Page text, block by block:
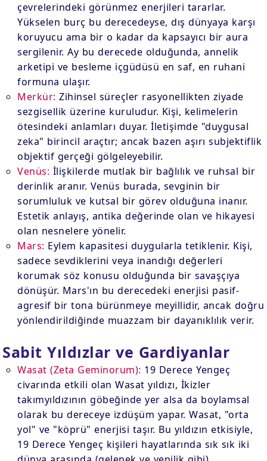
çevrelerindeki görünmez enerjileri tararlar.
Yükselen burç bu derecedeyse, dış dünyaya karşı
koruyucu ama bir o kadar da kapsayıcı bir aura
sergilenir. Ay bu derecede olduğunda, annelik
arketipi ve besleme içgüdüsü en saf, en ruhani
formuna ulaşır.
Merkür: Zihinsel süreçler rasyonellikten ziyade
sezgisellik üzerine kuruludur. Kişi, kelimelerin
ötesindeki anlamları duyar. İletişimde "duygusal
zeka" birincil araçtır; ancak bazen aşırı subjektiflik
objektif gerçeği gölgeleyebilir.
Venüs: İlişkilerde mutlak bir bağlılık ve ruhsal bir
derinlik aranır. Venüs burada, sevginin bir
sorumluluk ve kutsal bir görev olduğuna inanır.
Estetik anlayış, antika değerinde olan ve hikayesi
olan nesnelere yönelir.
Mars: Eylem kapasitesi duygularla tetiklenir. Kişi,
sadece sevdiklerini veya inandığı değerleri
korumak söz konusu olduğunda bir savaşçıya
dönüşür. Mars'ın bu derecedeki enerjisi pasif-
agresif bir tona bürünmeye meyillidir, ancak doğru
yönlendirildiğinde muazzam bir dayanıklılık verir.
Sabit Yıldızlar ve Gardiyanlar
Wasat (Zeta Geminorum): 19 Derece Yengeç
civarında etkili olan Wasat yıldızı, İkizler
takımyıldızının göbeğinde yer alsa da boylamsal
olarak bu dereceye izdüşüm yapar. Wasat, "orta
yol" ve "köprü" enerjisi taşır. Bu yıldızın etkisiyle,
19 Derece Yengeç kişileri hayatlarında sık sık iki